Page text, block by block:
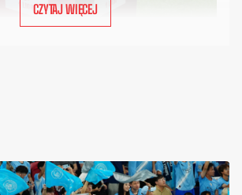
CZYTAJ WIĘCEJ